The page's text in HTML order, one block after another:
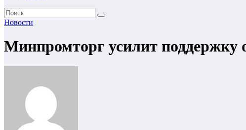
Новости
Минпромторг усилит поддержку